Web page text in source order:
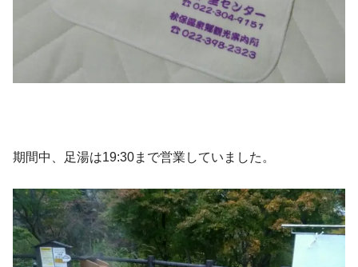
期間中、足湯は19:30まで営業していました。